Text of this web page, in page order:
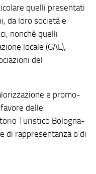
quelli presentati
da loro società e
nonché quelli
locale (GAL),
del
e promo-
delle
Turistico Bologna-
di rappresentanza o di